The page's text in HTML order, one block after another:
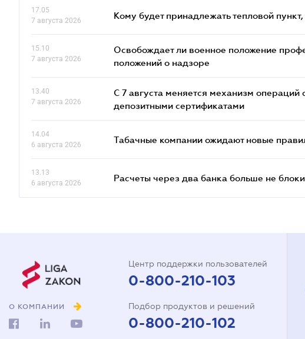
17.05
7 августа 2026
Кому будет принадлежать тепловой
15.10
7 августа 2026
Освобождает ли военное положение
положений о надзоре
13.40
7 августа 2026
С 7 августа меняется механизм
депозитными сертификатами
14.04
6 августа 2026
Табачные компании ожидают новые
13.13
6 августа 2026
Расчеты через два банка больше не
О КОМПАНИИ
Центр поддержки пользователей
0-800-210-103
Подбор продуктов и решений
0-800-210-102